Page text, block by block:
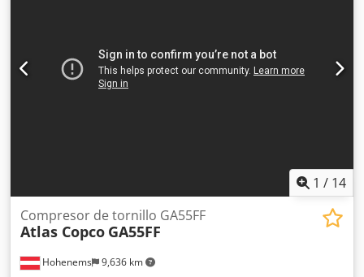
final (EUS) por parte del comprador, y, si el comprador no
es el usuario final, para cada usuario final.
Crjdpjzmadmofx Aa Eef Los formularios BPDD y EUS se
1 / 14
Hohenems 9,636 km
Compresor de tornillo GA55FF
Atlas Copco GA55FF